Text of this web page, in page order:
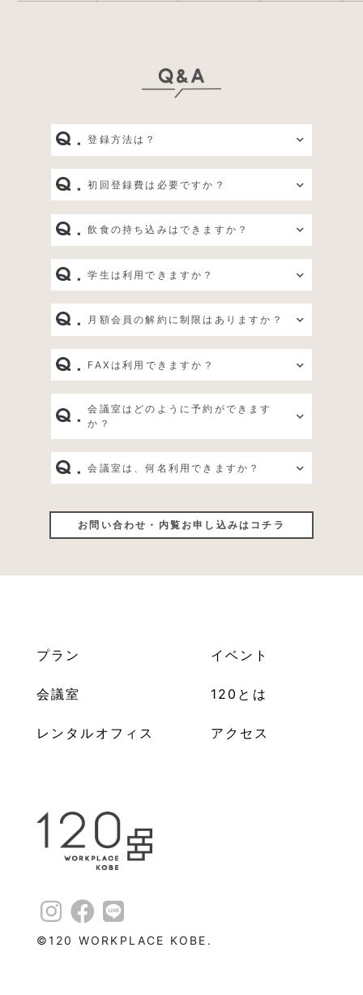
登録方法は？
初回登録費は必要ですか？
飲食の持ち込みはできますか？
学生は利用できますか？
月額会員の解約に制限はありますか？
FAXは利用できますか？
会議室はどのように予約ができます
か？
会議室は、何名利用できますか？
お問い合わせ・内覧お申し込みはコチラ
プラン
会議室 120とは
レンタルオフィス
イベント
アクセス
©︎120 WORKPLACE KOBE.